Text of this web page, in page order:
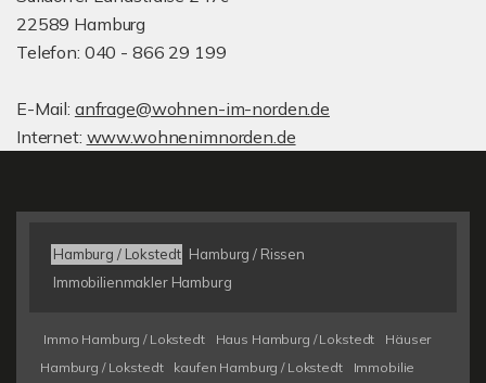
22589 Hamburg
Telefon: 040 - 866 29 199
E-Mail: anfrage@wohnen-im-norden.de
Internet: www.wohnenimnorden.de
Hamburg / Lokstedt Hamburg / Rissen
Immobilienmakler Hamburg
Immo Hamburg / Lokstedt Haus Hamburg / Lokstedt
Häuser
Hamburg / Lokstedt
kaufen Hamburg / Lokstedt
Immobilie